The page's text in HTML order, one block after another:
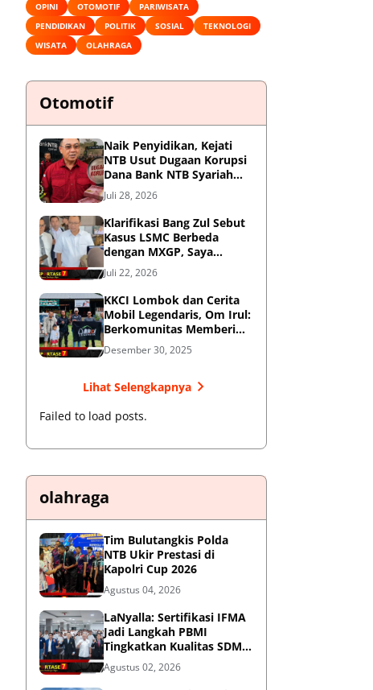
OPINI OTOMOTIF
PARIWISATA
PENDIDIKAN
POLITIK SOSIAL
TEKNOLOGI
WISATA
OLAHRAGA
Otomotif
Naik Penyidikan, Kejati
NTB Usut Dugaan Korupsi
Dana Bank NTB Syariah
untuk MXGP 2023
Juli 28, 2026
Klarifikasi Bang Zul Sebut
Kasus LSMC Berbeda
dengan MXGP, Saya
Dipanggil Sebagai Saksi
Juli 22, 2026
KKCI Lombok dan Cerita
Mobil Legendaris, Om Irul:
Berkomunitas Memberi
Manfaat dan Membangun
Imej Positif
Desember 30, 2025
Lihat Selengkapnya
Failed to load posts.
olahraga
Tim Bulutangkis Polda
NTB Ukir Prestasi di
Kapolri Cup 2026
Agustus 04, 2026
LaNyalla: Sertifikasi IFMA
Jadi Langkah PBMI
Tingkatkan Kualitas SDM
Muaythai
Agustus 02, 2026